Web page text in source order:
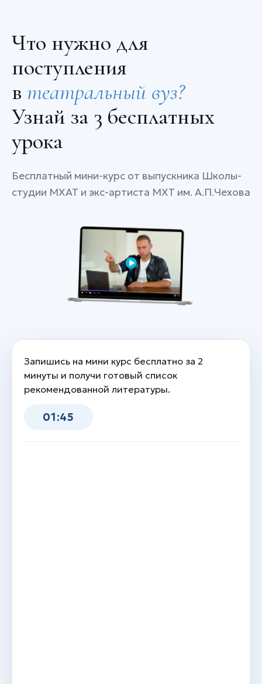
Что нужно для
поступления
в театральный вуз?
Узнай за 3 бесплатных
урока
Бесплатный мини-курс от выпускника Школы-
студии МХАТ и экс-артиста МХТ им. А.П.Чехова
Запишись на мини курс бесплатно за 2
минуты и получи готовый список
рекомендованной литературы.
01:45